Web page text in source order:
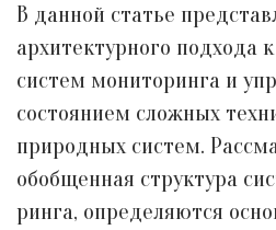
В данной статье
архитектурного подхода
систем мониторинга и
состоянием сложных
природных систем.
обобщенная структура
ринга, определяются